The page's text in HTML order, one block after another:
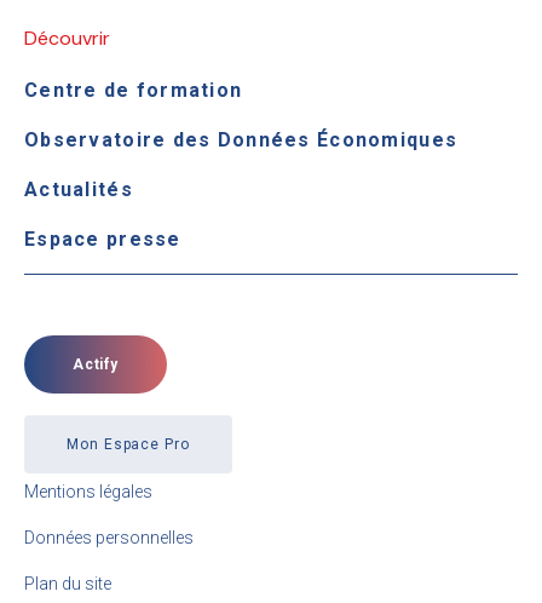
Découvrir
Centre de formation
Observatoire des Données Économiques
Actualités
Espace presse
Actify
Mon Espace Pro
Mentions légales
Données personnelles
Plan du site